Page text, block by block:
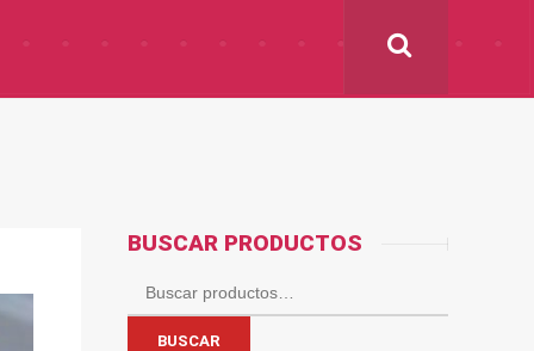
BUSCAR PRODUCTOS
Buscar
BUSCAR